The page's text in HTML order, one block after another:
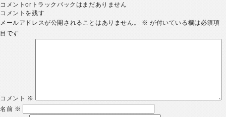
コメントorトラックバックはまだありません
コメントを残す
メールアドレスが公開されることはありません。
※ が付いている欄は必須項
目です
コメント ※
名前 ※